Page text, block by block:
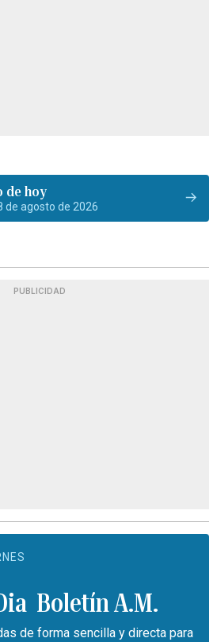
de hoy
de agosto de 2026
PUBLICIDAD
Boletín A.M.
de forma sencilla y directa para